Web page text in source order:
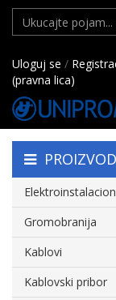
Uloguj se /
(pravna lica)
Gromobranija
Kablovi
Kablovski pribor